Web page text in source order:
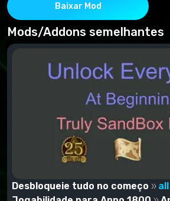
Baixar Mod
Mods/Addons semelhantes
Desbloqueie tudo no começo
all